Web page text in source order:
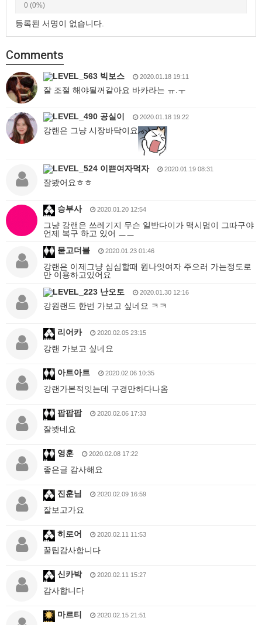
0 (0%)
등록된 서명이 없습니다.
Comments
빅보스 2020.01.18 19:11
잘 조절 해야될꺼같아요 바카라는 ㅠ.ㅜ
공실이 2020.01.18 19:22
강랜은 그냥 시장바닥이요
이쁜여자먹자 2020.01.19 08:31
잘봤어요ㅎㅎ
승부사 2020.01.20 12:54
그냥 강랜은 쓰레기지 무슨 일반다이가 맥시멈이 그따구야
언제 복구 하고 있어 ㅡㅡ
묻고더블
2020.01.23 01:46
강랜은 이제그냥 심심할때 원나잇여자 주으러 가는정도로
만 이용하고있어요
난오토
2020.01.30 12:16
강원랜드 한번 가보고 싶네요 ㅋㅋ
리어카 2020.02.05 23:15
강랜 가보고 싶네요
아트아트 2020.02.06 10:35
강랜가본적잇는데 구경만하다나옴
팝팝팝 2020.02.06 17:33
잘봣네요
영훈 2020.02.08 17:22
좋은글 감사해요
진훈님 2020.02.09 16:59
잘보고가요
히로어 2020.02.11 11:53
꿀팁감사합니다
신카박 2020.02.11 15:27
감사합니다
마르티 2020.02.15 21:51